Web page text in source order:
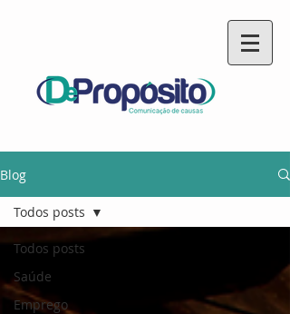
Blog
Todos posts
Saúde
Emprego
Todos posts